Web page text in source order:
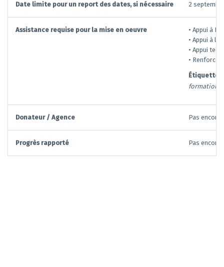
Date limite pour un report des dates, si nécessaire 2
Assistance requise pour la mise en oeuvre
• Appui à
• Appui à
• Appui
•
Étiquettes:
formation
Donateur / Agence Pas encore
Progrès rapporté Pas encore